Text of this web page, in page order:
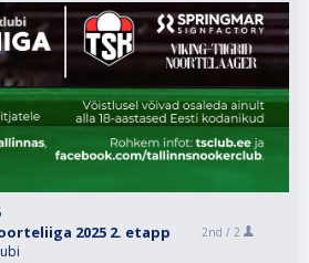
2025 2. etapp 2nd / 2